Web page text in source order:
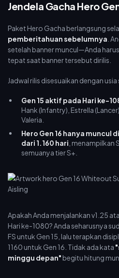
Jendela Gacha Hero
Paket Hero Gacha berlangsung
pemberitahuan sebelumnya .
setelah banner muncul—Anda
tepat saat banner tersebut dirilis.
Jadwal rilis disesuaikan dengan usia
Gen 15 aktif pada Hari ke-
Hank (Infantry), Estrella
Valeria.
Hero Gen 16 hanya muncul
dari 1.160 hari , menampilkan
semuanya tier S+.
Apakah Anda menjalankan v1.25
Hari ke-1080? Anda seharusnya
FS untuk Gen 15, lalu terapkan
1160 untuk Gen 16. Tidak ada kata
minggu depan"begitu hitung